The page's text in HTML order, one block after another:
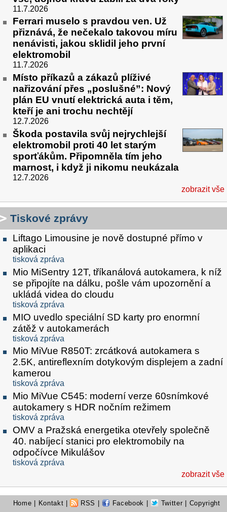
11.7.2026
Ferrari muselo s pravdou ven. Už
přiznává, že nečekalo takovou míru
nenávisti, jakou sklidil jeho první
elektromobil
11.7.2026
Místo příkazů a zákazů plíživé
nařizování přes „poslušné”: Nový
plán EU vnutí elektrická auta i těm,
kteří je ani trochu nechtějí
12.7.2026
Škoda postavila svůj nejrychlejší
elektromobil proti 40 let starým
sporťákům. Připomněla tím jeho
marnost, i když ji nikomu neukázala
12.7.2026
zobrazit vše
Tiskové zprávy
Liftago Limousine je nově dostupné přímo v
aplikaci
tisková zpráva
Mio MiSentry 12T, tříkanálová autokamera, k níž
se připojíte na dálku, pošle vám upozornění a
ukládá videa do cloudu
tisková zpráva
MIO uvedlo speciální SD karty pro enormní
zátěž v autokamerách
tisková zpráva
Mio MiVue R850T: zrcátková autokamera s
2.5K, antireflexním dotykovým displejem a zadní
kamerou
tisková zpráva
Mio MiVue C545: moderní verze 60snímkové
autokamery s HDR nočním režimem
tisková zpráva
OMV a Pražská energetika otevřely společně
40. nabíjecí stanici pro elektromobily na
odpočívce Mikulášov
tisková zpráva
zobrazit vše
Home Kontakt RSS Facebook Twitter | Copyright